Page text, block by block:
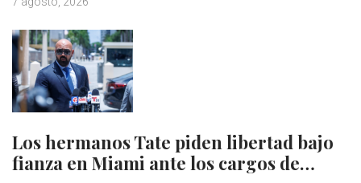
Los hermanos Tate piden libertad bajo
fianza en Miami ante los cargos de…